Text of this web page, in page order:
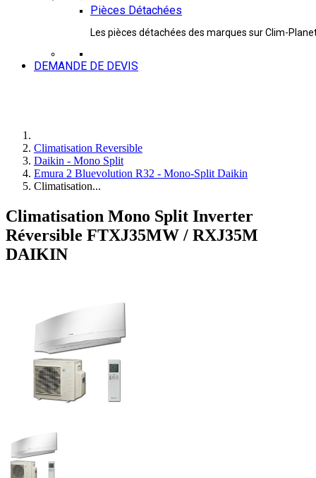
Pièces Détachées
Les pièces détachées des marques sur Clim-
DEMANDE DE DEVIS
Climatisation Reversible
Daikin - Mono Split
Emura 2 Bluevolution R32 - Mono-Split Daikin
Climatisation...
Climatisation Mono Split Inverter
Réversible FTXJ35MW / RXJ35M
DAIKIN